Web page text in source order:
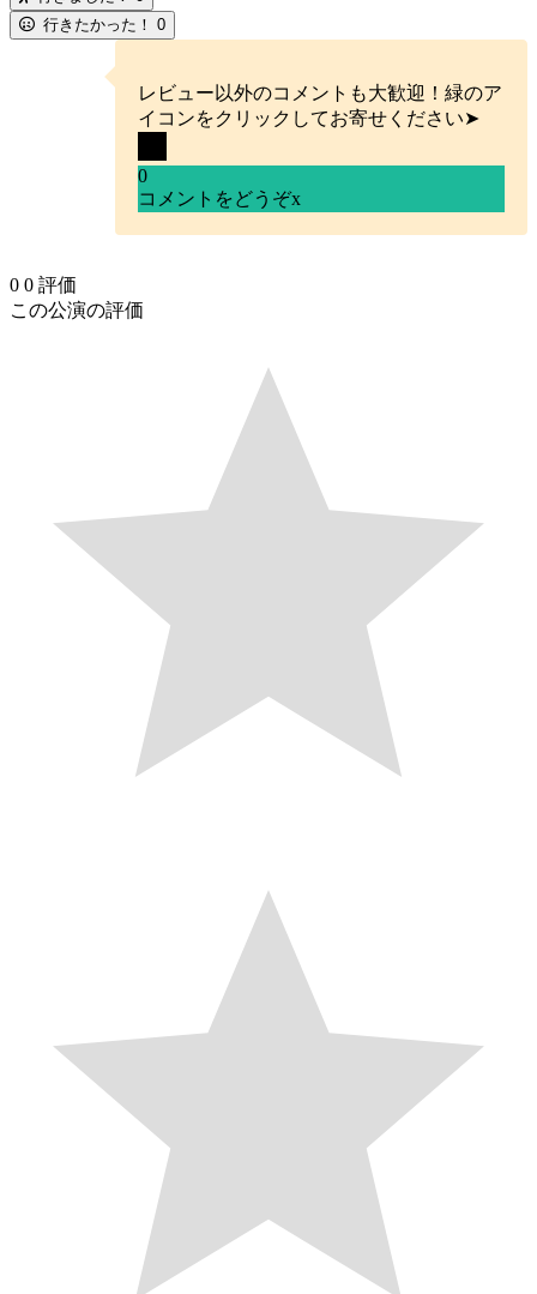
行きたかった！ 0
レビュー以外のコメントも大歓迎！緑のア
イコンをクリックしてお寄せください➤
0
コメントをどうぞx
0 0 評価
この公演の評価